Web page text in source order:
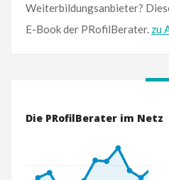
Weiterbildungsanbieter?
E-Book der PRofilBerater. zu
Die PRofilBerater im Netz